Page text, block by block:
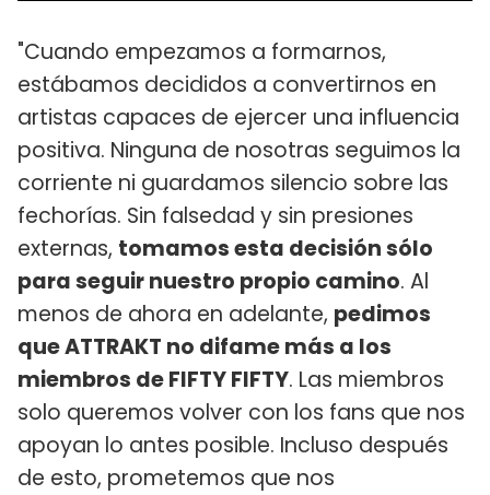
"Cuando empezamos a formarnos,
estábamos decididos a convertirnos en
artistas capaces de ejercer una influencia
positiva. Ninguna de nosotras seguimos la
corriente ni guardamos silencio sobre las
fechorías. Sin falsedad y sin presiones
externas, tomamos esta decisión sólo
para seguir nuestro propio camino. Al
menos de ahora en adelante, pedimos
que ATTRAKT no difame más a los
miembros de FIFTY FIFTY. Las miembros
solo queremos volver con los fans que nos
apoyan lo antes posible. Incluso después
de esto, prometemos que nos